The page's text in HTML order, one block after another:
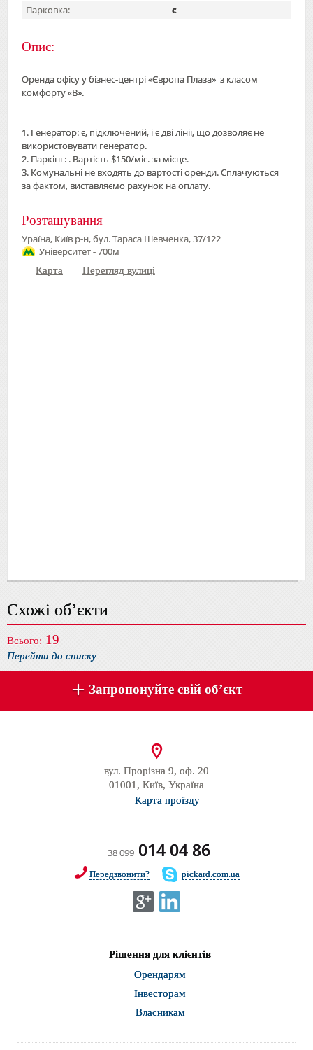
Парковка:
є
Опис:
Оренда офісу у бізнес-центрі «Європа Плаза» з класом
комфорту «В».
1. Генератор: є, підключений, і є дві лінії, що дозволяє не
використовувати генератор.
2. Паркінг: . Вартість $150/міс. за місце.
3. Комунальні не входять до вартості оренди. Сплачуються
за фактом, виставляємо рахунок на оплату.
Розташування
Ураїна, Київ р-н, бул. Тараса Шевченка, 37/122
Університет - 700м
Карта Перегляд вулиці
Схожі об’єкти
Всього: 19
Перейти до списку
Запропонуйте свій об’єкт
вул. Прорізна 9, оф. 20
01001, Київ, Україна
Карта проїзду
+38 099 014 04 86
Передзвонити? pickard.com.ua
Рішення для клієнтів
Орендарям
Інвесторам
Власникам